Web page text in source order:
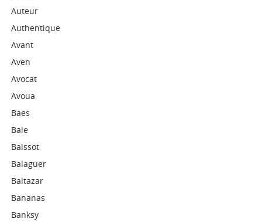
Auteur
Authentique
Avant
Aven
Avocat
Avoua
Baes
Baie
Baissot
Balaguer
Baltazar
Bananas
Banksy